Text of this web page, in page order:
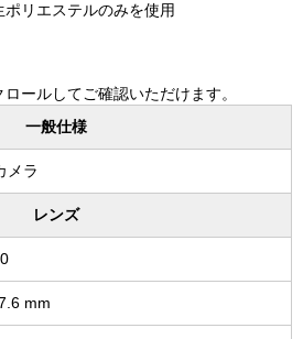
リエステルのみを使用
ールしてご確認いただけます。
一般仕様
メラ
レンズ
mm